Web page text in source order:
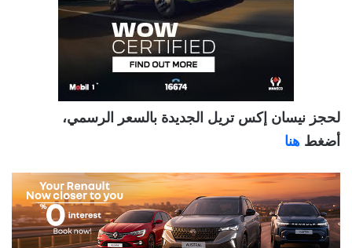
لحجز نيسان إكس تريل الجديدة بالسعر الرسمي،
أضغط هنا